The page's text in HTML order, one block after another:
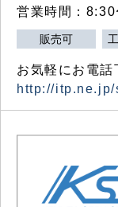
営業時間：
販売可
お気軽にお電話
http://itp.ne.jp/